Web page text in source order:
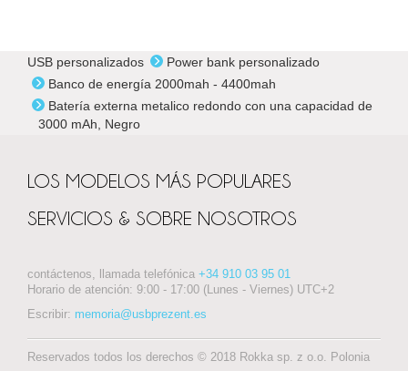
USB personalizados
Power bank personalizado
Banco de energía 2000mah - 4400mah
Batería externa metalico redondo con una capacidad de
3000 mAh, Negro
LOS MODELOS MÁS POPULARES
SERVICIOS & SOBRE NOSOTROS
contáctenos, llamada telefónica +34 910 03 95 01
Horario de atención: 9:00 - 17:00 (Lunes - Viernes) UTC+2
Escribir: memoria@usbprezent.es
Reservados todos los derechos © 2018 Rokka sp. z o.o. Polonia